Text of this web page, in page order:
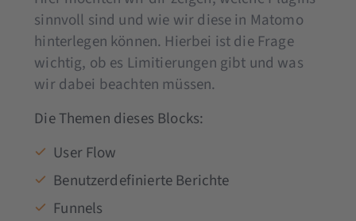
sinnvoll sind und wie wir diese in Matomo
hinterlegen können. Hierbei ist die Frage
wichtig, ob es Limitierungen gibt und was
wir dabei beachten müssen.
Die Themen dieses Blocks:
User Flow
Benutzerdefinierte Berichte
Funnels